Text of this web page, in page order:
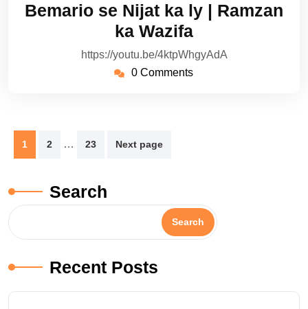
2022
Rehman
Bemario se Nijat ka ly | Ramzan
ka Wazifa
https://youtu.be/4ktpWhgyAdA
0 Comments
Posts
pagination
1 2 … 23 Next page
Search
Search
Recent Posts